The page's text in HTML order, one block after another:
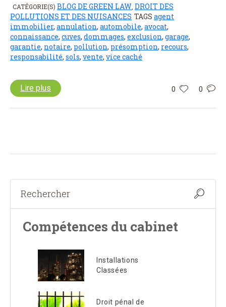
CATÉGORIE(S) BLOG DE GREEN LAW DROIT DES
POLLUTIONS ET DES NUISANCES TAGS agent
immobilier, annulation, automobile, avocat,
connaissance, cuves, dommages, exclusion, garage,
garantie, notaire, pollution, présomption, recours,
responsabilité, sols, vente, vice caché
0 0
Lire plus
Compétences du cabinet
Installations
Classées
Droit pénal de